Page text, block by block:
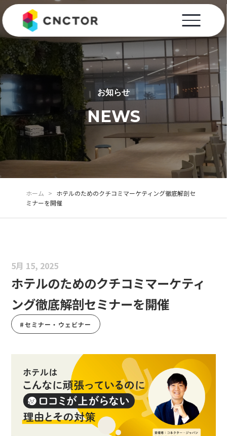
お知らせ
NEWS
ホーム > ホテルのためのクチコミマーケティング徹底解剖セ
ミナーを開催
5月 15, 2025
ホテルのためのクチコミマーケティ
ング徹底解剖セミナーを開催
#セミナー・ウェビナー